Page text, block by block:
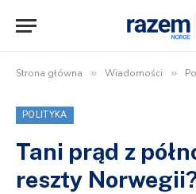
Strona główna » Wiadomości »
POLITYKA
Tani prąd z
reszty